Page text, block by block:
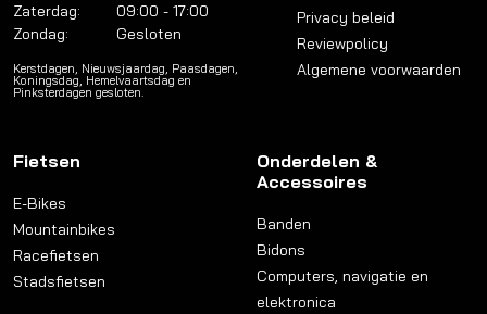
Zaterdag:
09:00 - 17:00
Zondag:
Gesloten
Kerstdagen, Nieuwsjaardag, Paasdagen,
Koningsdag, Hemelvaartsdag en
Pinksterdagen gesloten.
Privacy beleid
Reviewpolicy
Algemene voorwaarden
Fietsen
E-Bikes
Mountainbikes
Racefietsen
Stadsfietsen
Onderdelen &
Accessoires
Banden
Bidons
Computers, navigatie en
elektronica